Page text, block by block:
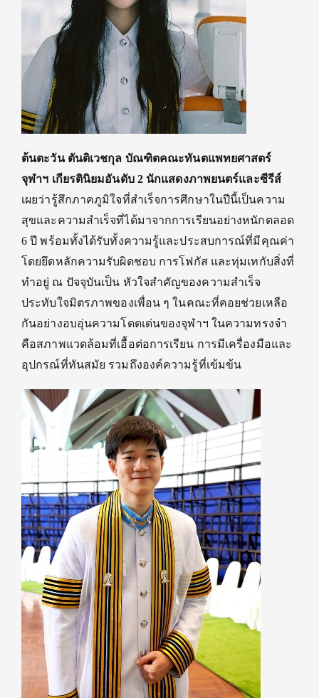
ต้นตะวัน ตันติเวชกุล บัณฑิตคณะทันตแพทยศาสตร์
จุฬาฯ เกียรตินิยมอันดับ 2 นักแสดงภาพยนตร์และซีรีส์
เผยว่ารู้สึกภาคภูมิใจที่สำเร็จการศึกษาในปีนี้เป็นความ
สุขและความสำเร็จที่ได้มาจากการเรียนอย่างหนักตลอด
6 ปี พร้อมทั้งได้รับทั้งความรู้และประสบการณ์ที่มีคุณค่า
โดยยึดหลักความรับผิดชอบ การโฟกัส และทุ่มเทกับสิ่งที่
ทำอยู่ ณ ปัจจุบันเป็น หัวใจสำคัญของความสำเร็จ
ประทับใจมิตรภาพของเพื่อน ๆ ในคณะที่คอยช่วยเหลือ
กันอย่างอบอุ่นความโดดเด่นของจุฬาฯ ในความทรงจำ
คือสภาพแวดล้อมที่เอื้อต่อการเรียน การมีเครื่องมือและ
อุปกรณ์ที่ทันสมัย รวมถึงองค์ความรู้ที่เข้มข้น